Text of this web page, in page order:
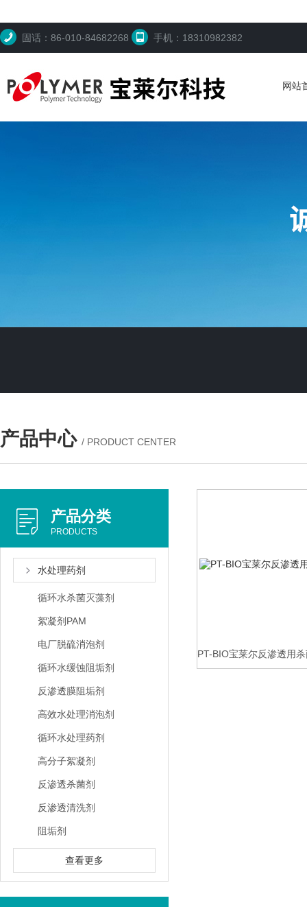
固话：86-010-84682268 手机：18310982382
网站
产品中心 / PRODUCT CENTER
产品分类
PRODUCTS
水处理药剂
循环水杀菌灭藻剂
絮凝剂PAM
电厂脱硫消泡剂
循环水缓蚀阻垢剂
反渗透膜阻垢剂
高效水处理消泡剂
循环水处理药剂
高分子絮凝剂
反渗透杀菌剂
反渗透清洗剂
阻垢剂
查看更多
PT-BIO宝莱尔反渗透用